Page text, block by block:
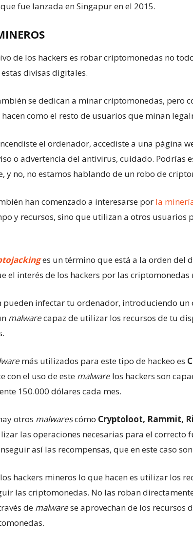
fue lanzada en Singapur en el 2015.
de los hackers es robar criptomonedas no
divisas digitales.
se dedican a minar criptomonedas, pero
como el resto de usuarios que minan
el ordenador, accediste a una página
o advertencia del antivirus, cuidado. Podrías
y no, no estamos hablando de un robo de
han comenzado a interesarse por la
y recursos, sino que utilizan a otros usuarios
es un término que está a la orden del
el interés de los hackers por las criptomonedas
infectar tu ordenador, introduciendo un
malwarecapaz de utilizar los recursos de tu
más utilizados para este tipo de hackeo es
con el uso de este malware los hackers son
150.000 dólares cada mes.
otros malwarescómo Cryptoloot, Rammit,
las operaciones necesarias para el correcto
así las recompensas, que en este caso
hackers mineros lo que hacen es utilizar los
las criptomonedas. No las roban
de malwarese aprovechan de los recursos